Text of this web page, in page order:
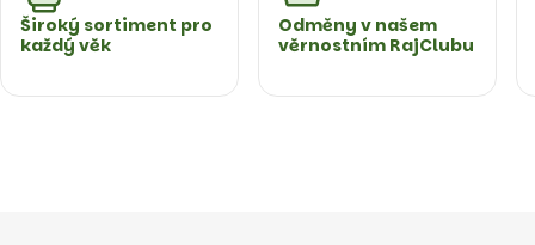
Široký sortiment pro
každý věk
Odměny v našem
věrnostním RajClubu